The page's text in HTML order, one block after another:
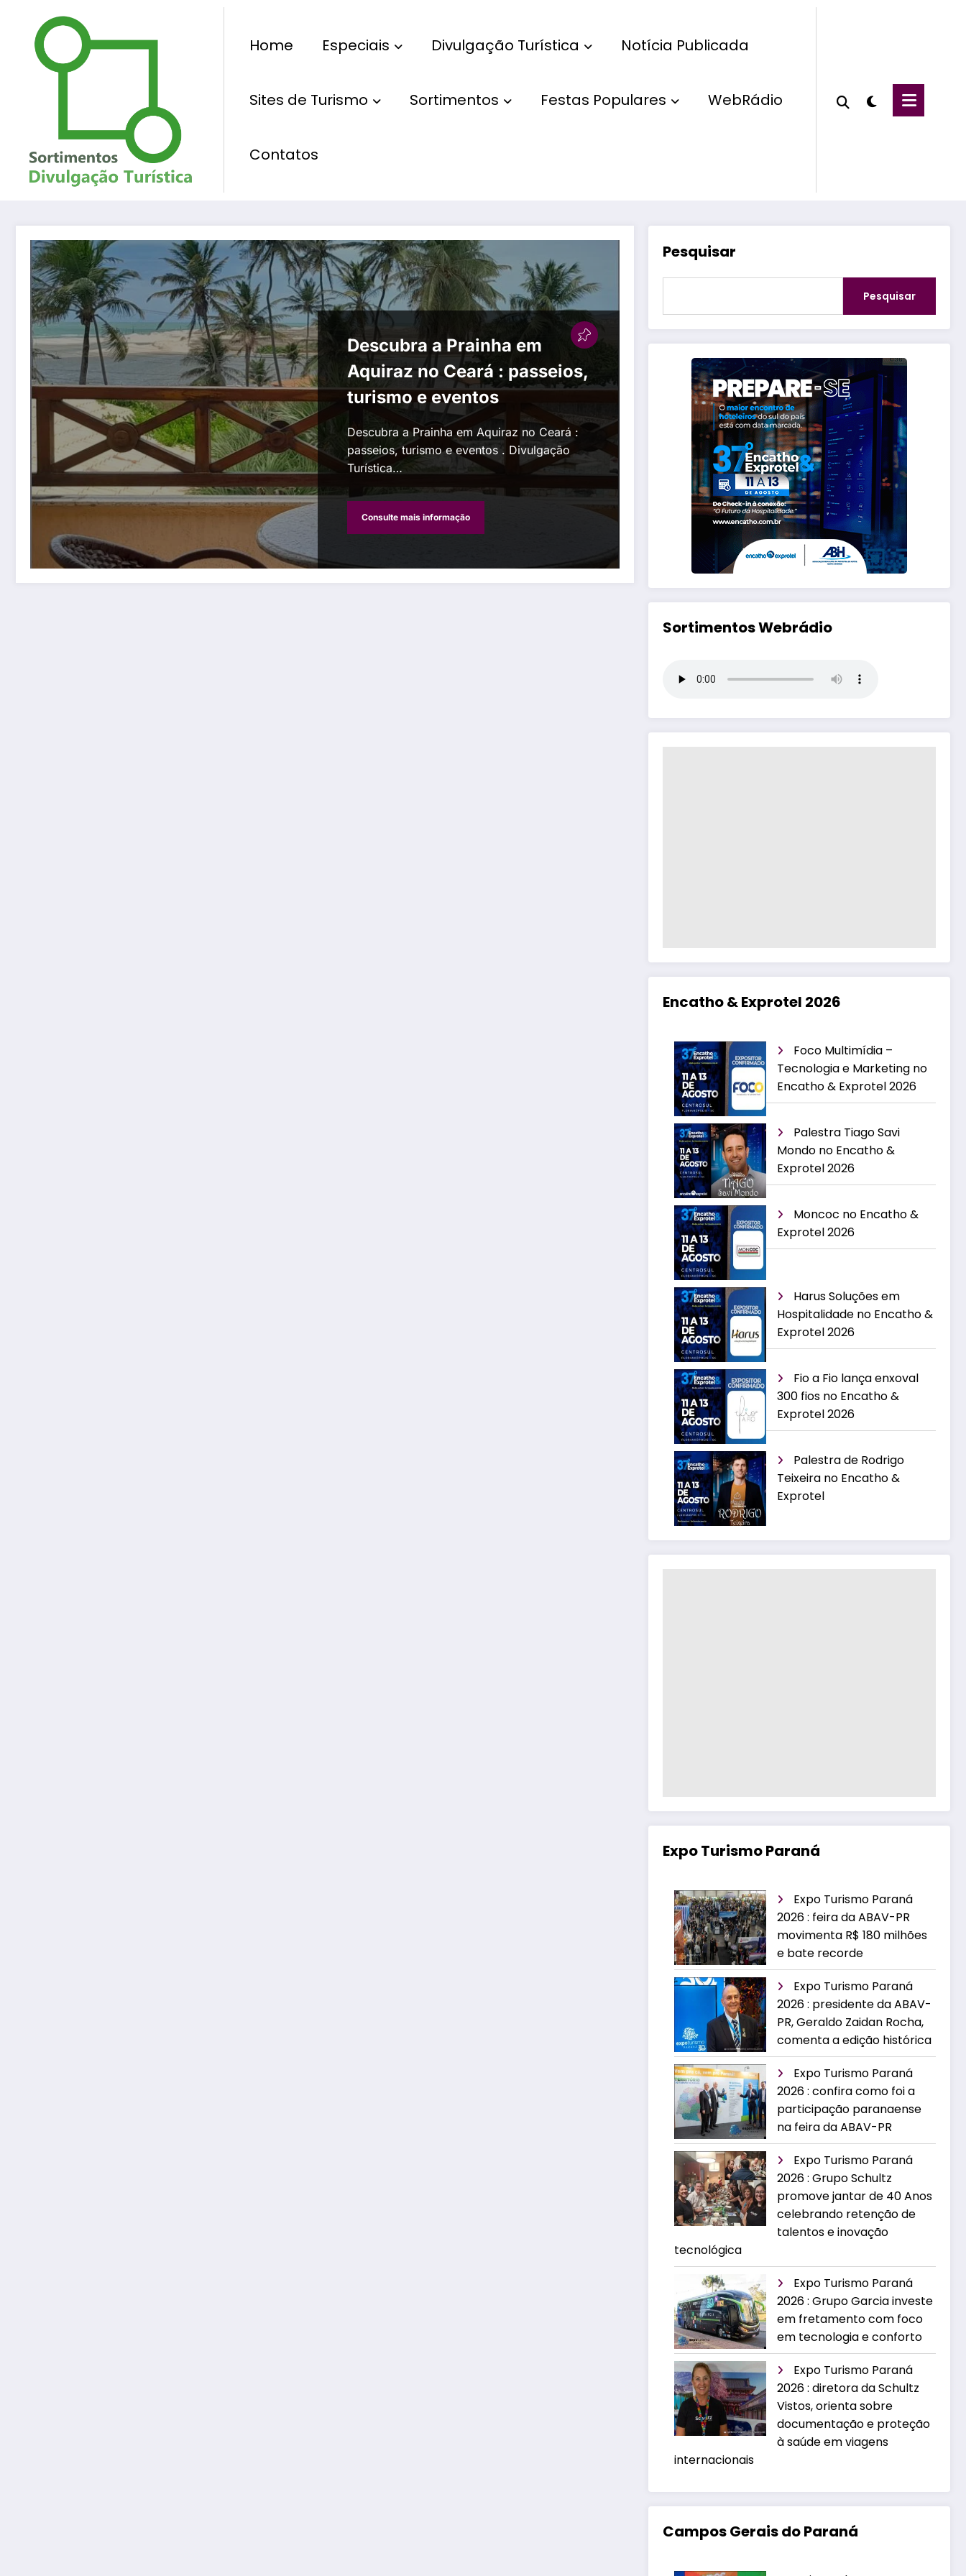
conteúdo
Home Especiais Divulgação Turística Notícia Publicada
Sites de Turismo Sortimentos Festas Populares WebRádio
Contatos
Descubra a Prainha em
Aquiraz no Ceará : passeios,
turismo e eventos
Descubra a Prainha em Aquiraz no Ceará :
passeios, turismo e eventos . Divulgação
Turística…
Consulte mais informação
Pesquisar
Pesquisar
Sortimentos Webrádio
Encatho & Exprotel 2026
Foco Multimídia –
Tecnologia e Marketing no
Encatho & Exprotel 2026
Palestra Tiago Savi
Mondo no Encatho &
Exprotel 2026
Moncoc no Encatho &
Exprotel 2026
Harus Soluções em
Hospitalidade no Encatho &
Exprotel 2026
Fio a Fio lança enxoval
300 fios no Encatho &
Exprotel 2026
Palestra de Rodrigo
Teixeira no Encatho &
Exprotel
Expo Turismo Paraná
Expo Turismo Paraná
2026 : feira da ABAV-PR
movimenta R$ 180 milhões
e bate recorde
Expo Turismo Paraná
2026 : presidente da ABAV-
PR, Geraldo Zaidan Rocha,
comenta a edição histórica
Expo Turismo Paraná
2026 : confira como foi a
participação paranaense
na feira da ABAV-PR
Expo Turismo Paraná
2026 : Grupo Schultz
promove jantar de 40 Anos
celebrando retenção de
talentos e inovação
tecnológica
Expo Turismo Paraná
2026 : Grupo Garcia investe
em fretamento com foco
em tecnologia e conforto
Expo Turismo Paraná
2026 : diretora da Schultz
Vistos, orienta sobre
documentação e proteção
à saúde em viagens
internacionais
Campos Gerais do Paraná